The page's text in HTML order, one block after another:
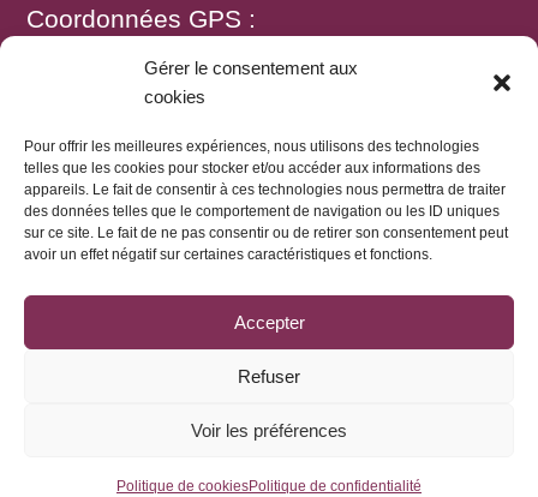
Gérer le consentement aux
cookies
Pour offrir les meilleures expériences, nous utilisons des technologies
telles que les cookies pour stocker et/ou accéder aux informations des
appareils. Le fait de consentir à ces technologies nous permettra de traiter
des données telles que le comportement de navigation ou les ID uniques
sur ce site. Le fait de ne pas consentir ou de retirer son consentement peut
avoir un effet négatif sur certaines caractéristiques et fonctions.
Accepter
Refuser
Voir les préférences
Politique de cookiesPolitique de confidentialité
Coordonnées GPS :
2026 - Domaine Rondeau -Mentions légales-Conditions
Site créé par
L'abus d'alcool est dangereux pour la santé, à consommer
alcooliques aux mineurs de moins de 18 ans.